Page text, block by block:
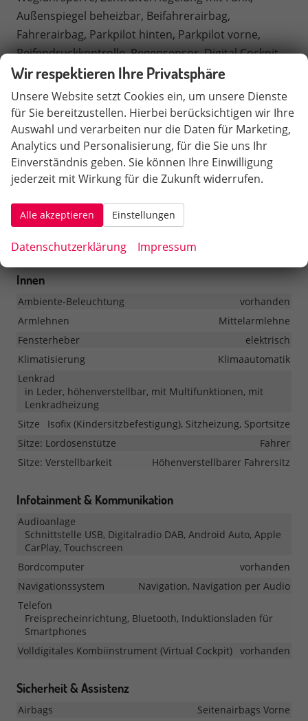
Außenspiegel beheizbar, Beifahrerairbag,
Fahrerairbag, Parkpilot hinten, Parkpilot vorne,
Reifendruckkontrolle, Regensensor, Digital Cockpit,
adaptive Geschwindigkeitsregelanlage,
Notbremsassistent, Spurhalteassistent,
Totwinkelassistent, LED-Scheinwerfer, LED-
Tagfahrlicht, Rückfahrkamera, Elektrische
Heckklappe inkl. Virtual Pedal, Smart-Key-System,
StartStopSystem, Innenspiegel automatisch abbl.,
Berganfahrassistent, Notrufsystem, Android Auto,
Apple Carplay, Freisprecheinrichtung,
Induktionsladestation, Touchscreen, USB, Radio
DAB, Bluetooth, Bordcomputer, Navigationssystem,
Vorbereitung Anhängekupplung, LED-Rückleuchten,
Innen
Ambiente-Beleuchtung
vorhanden
Armlehnen
Mittelarmlehne
Fensterheber
elektrisch
Klimatisierung
Klimaautomatik
Lenkrad
in Leder, höhenverstellbar, mit Multifunktionen, mit
Lenkradheizung
Sitze
Isofix (Kindersitzbefestigung), Sitzheizung, Sportsitze
Sitze: Lordosenstütze
Fahrer
Sitze: Verstellbarkeit
Höhenverstellbarer Fahrersitz
Infotainment & Kommunikation
Audioanlage
Schnittstelle USB, Digitalradio DAB, Android Auto, Apple
CarPlay, Touchscreen
Bordcomputer
vorhanden
Navigationssystem
Navigation, Navigation per Audio
Telefon
Freisprecheinrichtung, Bluetooth, Induktionsladen für
Smartphones
Volldigitales Kombiinstrument (Virtual Cockpit) vorhanden
Sicherheit & Assistenz
Airbags
Seitenairbags Vorne
Wir respektieren Ihre Privatsphäre
Unsere Website setzt Cookies ein, um unsere Dienste
für Sie bereitzustellen. Hierbei berücksichtigen wir Ihre
Auswahl und verarbeiten nur die Daten für Marketing,
Analytics und Personalisierung, für die Sie uns Ihr
Einverständnis geben. Sie können Ihre Einwilligung
jederzeit mit Wirkung für die Zukunft widerrufen.
Alle akzeptieren Einstellungen
Datenschutzerklärung Impressum